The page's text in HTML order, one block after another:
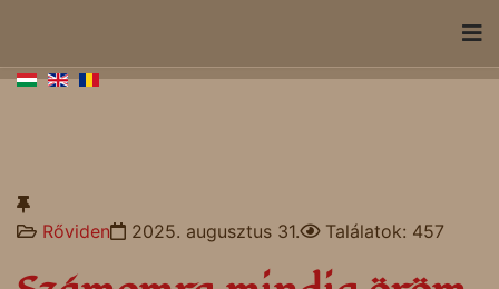
Rőviden 2025. augusztus 31. Találatok: 457